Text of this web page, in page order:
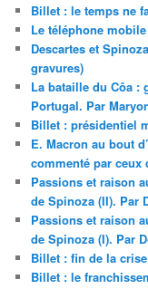
Billet : le temps ne
Le téléphone mobile
Descartes et
gravures)
La bataille du Côa :
Portugal. Par
Billet : présidentiel
E. Macron au bout
commenté par ceux
Passions et raison
de Spinoza (II). Par
Passions et raison
de Spinoza (I). Par
Billet : fin de la
Billet : le